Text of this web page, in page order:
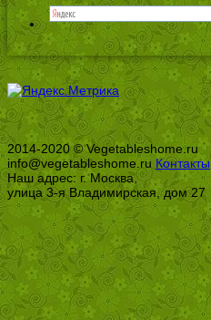
2014-2020 © Vegetableshome.ru
info@vegetableshome.ru Контакты
Наш адрес: г. Москва,
улица 3-я Владимирская, дом 27